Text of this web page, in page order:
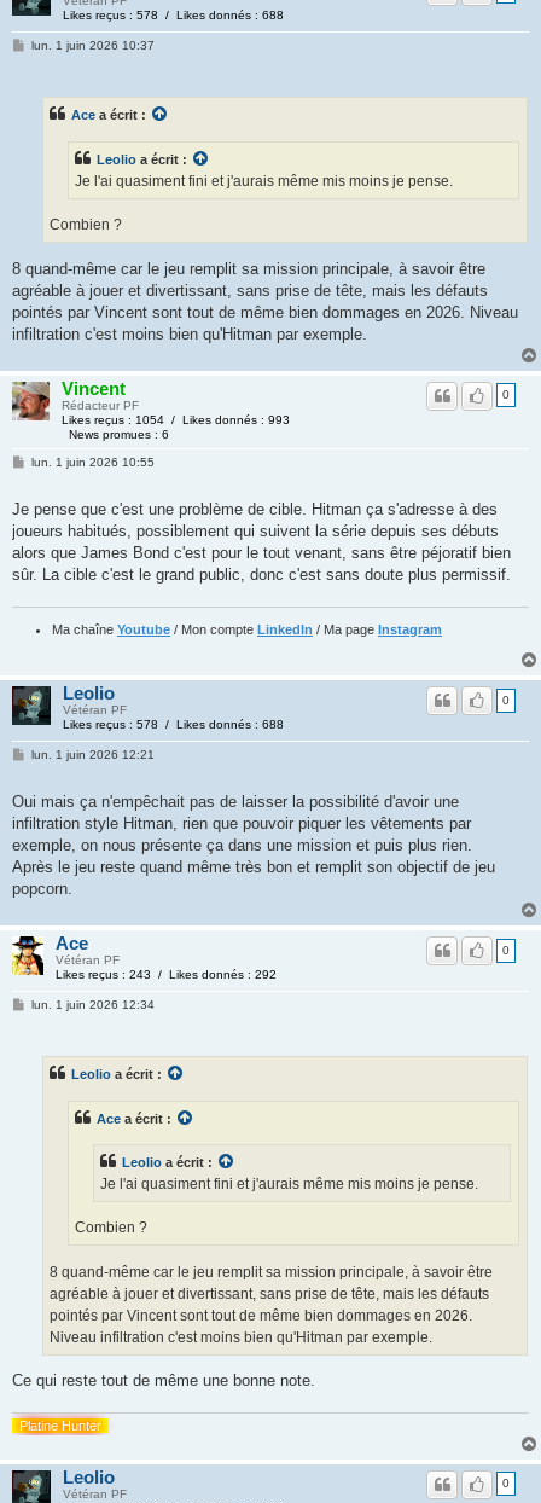
Likes reçus : 578 / Likes donnés : 688
lun. 1 juin 2026 10:37
Ace a écrit :
Leolio a écrit :
Je l'ai quasiment fini et j'aurais même mis moins je pense.
Combien ?
8 quand-même car le jeu remplit sa mission principale, à savoir être
agréable à jouer et divertissant, sans prise de tête, mais les défauts
pointés par Vincent sont tout de même bien dommages en 2026. Niveau
infiltration c'est moins bien qu'Hitman par exemple.
Vincent
Rédacteur PF
Likes reçus : 1054 / Likes donnés : 993
News promues : 6
0
lun. 1 juin 2026 10:55
Je pense que c'est une problème de cible. Hitman ça s'adresse à des
joueurs habitués, possiblement qui suivent la série depuis ses débuts
alors que James Bond c'est pour le tout venant, sans être péjoratif bien
sûr. La cible c'est le grand public, donc c'est sans doute plus permissif.
Ma chaîne Youtube / Mon compte LinkedIn / Ma page Instagram
Leolio
Vétéran PF
Likes reçus : 578 / Likes donnés : 688
0
lun. 1 juin 2026 12:21
Oui mais ça n'empêchait pas de laisser la possibilité d'avoir une
infiltration style Hitman, rien que pouvoir piquer les vêtements par
exemple, on nous présente ça dans une mission et puis plus rien.
Après le jeu reste quand même très bon et remplit son objectif de jeu
popcorn.
Ace
Vétéran PF
Likes reçus : 243 / Likes donnés : 292
0
lun. 1 juin 2026 12:34
Leolio a écrit :
Ace a écrit :
Leolio a écrit :
Je l'ai quasiment fini et j'aurais même mis moins je pense.
Combien ?
8 quand-même car le jeu remplit sa mission principale, à savoir être
agréable à jouer et divertissant, sans prise de tête, mais les défauts
pointés par Vincent sont tout de même bien dommages en 2026.
Niveau infiltration c'est moins bien qu'Hitman par exemple.
Ce qui reste tout de même une bonne note.
Platine Hunter
Leolio
Vétéran PF
0